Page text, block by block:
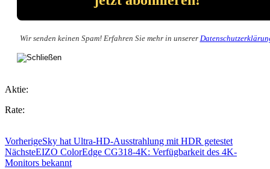
Wir senden keinen Spam! Erfahren Sie mehr in unserer
Aktie:
Rate:
VorherigeSky hat Ultra-HD-Ausstrahlung mit HDR getestet
NächsteEIZO ColorEdge CG318-4K: Verfügbarkeit des 4K-
Monitors bekannt